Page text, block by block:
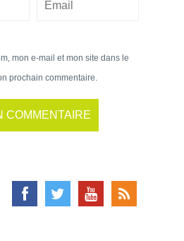
mon e-mail et mon site dans le
prochain commentaire.